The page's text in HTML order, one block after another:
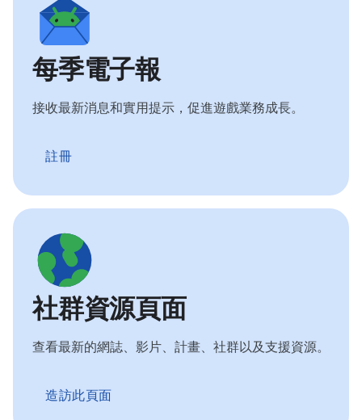
每季電子報
接收最新消息和實用提示，促進遊戲業務成長。
註冊
社群資源頁面
查看最新的網誌、影片、計畫、社群以及支援資源。
造訪此頁面